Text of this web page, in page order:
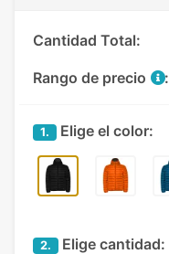
Cantidad Total:
Rango de precio
:
1. Elige el color:
2. Elige cantidad: